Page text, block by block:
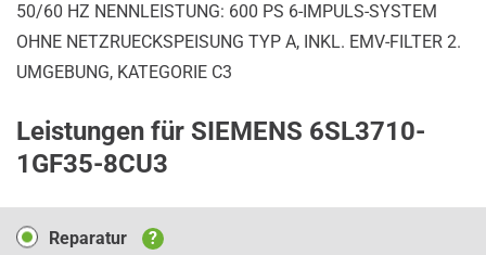
50/60 HZ NENNLEISTUNG: 600 PS 6-IMPULS-SYSTEM
OHNE NETZRUECKSPEISUNG TYP A, INKL. EMV-FILTER 2.
UMGEBUNG, KATEGORIE C3
Leistungen für SIEMENS 6SL3710-
1GF35-8CU3
Reparatur
Reparatur ?